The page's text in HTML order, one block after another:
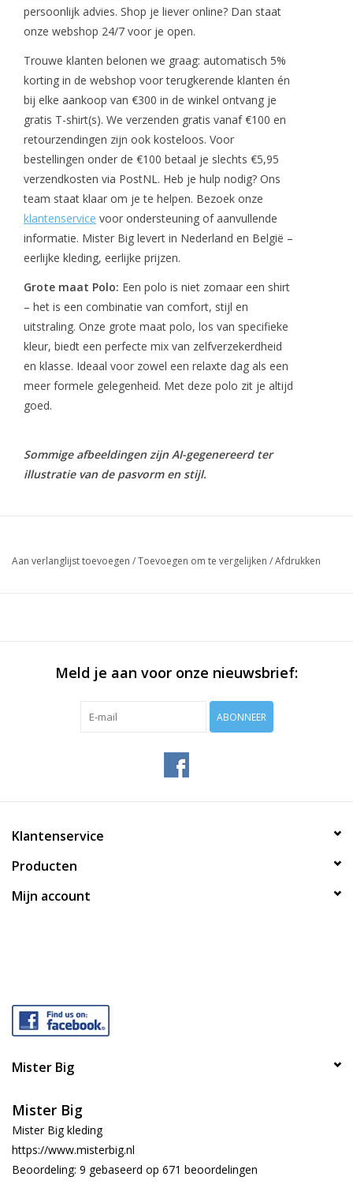
persoonlijk advies. Shop je liever online? Dan staat
onze webshop 24/7 voor je open.
Trouwe klanten belonen we graag: automatisch 5%
korting in de webshop voor terugkerende klanten én
bij elke aankoop van €300 in de winkel ontvang je
gratis T-shirt(s). We verzenden gratis vanaf €100 en
retourzendingen zijn ook kosteloos. Voor
bestellingen onder de €100 betaal je slechts €5,95
verzendkosten via PostNL. Heb je hulp nodig? Ons
team staat klaar om je te helpen. Bezoek onze
klantenservice voor ondersteuning of aanvullende
informatie. Mister Big levert in Nederland en België –
eerlijke kleding, eerlijke prijzen.
Grote maat Polo: Een polo is niet zomaar een shirt
– het is een combinatie van comfort, stijl en
uitstraling. Onze grote maat polo, los van specifieke
kleur, biedt een perfecte mix van zelfverzekerdheid
en klasse. Ideaal voor zowel een relaxte dag als een
meer formele gelegenheid. Met deze polo zit je altijd
goed.
Sommige afbeeldingen zijn AI-gegenereerd ter
illustratie van de pasvorm en stijl.
Aan verlanglijst toevoegen /Toevoegen om te vergelijken /Afdrukken
Meld je aan voor onze nieuwsbrief:
ABONNEER
Klantenservice
Producten
Mijn account
Mister Big
Mister Big
Mister Big kleding
https://www.misterbig.nl
Beoordeling: 9 gebaseerd op 671 beoordelingen